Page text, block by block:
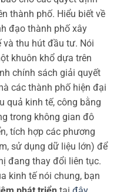
thành phố. Hiểu biết về
đạo thành phố xây
thu hút đầu tư. Nói
khuôn khổ dựa trên
chính sách giải quyết
các thành phố hiện đại
quả kinh tế, công bằng
trong không gian đô
tích hợp các phương
sử dụng dữ liệu lớn) để
đang thay đổi liên tục.
kinh tế nói chung, bạn